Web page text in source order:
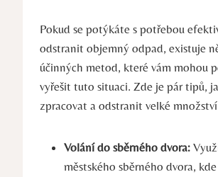
Pokud se potýkáte s potřebou
odstranit objemný odpad, existuje
účinných metod, které vám mohou
vyřešit tuto situaci. Zde je pár tipů,
zpracovat a odstranit velké
Volání do sběrného dvora:
městského sběrného dvora,